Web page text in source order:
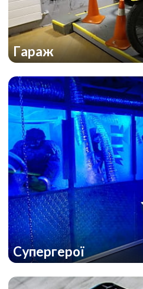
Гараж
Супергерої